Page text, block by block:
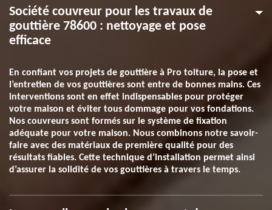
Société couvreur pour les travaux de
gouttière 78600 : nettoyage et pose
efficace
En confiant vos projets de gouttière à Pro toiture, la pose et
l’entretien de vos gouttières sont entre de bonnes mains. Ces
interventions sont en effet indispensables pour protéger
votre maison et éviter tous dommage pour vos fondations.
Nos couvreurs sont formés sur le système de fixation
adéquate pour votre maison. Nous combinons notre savoir-
faire avec des matériaux de première qualité pour des
résultats fiables. Cette technique d’installation permet ainsi
d’assurer la solidité de vos gouttières à travers le temps.